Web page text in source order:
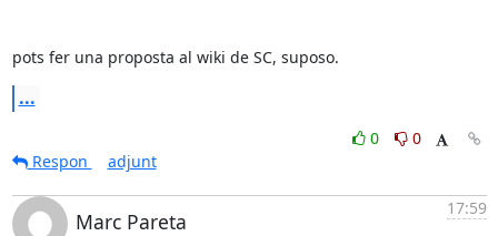
pots fer una proposta al wiki de SC, suposo.
...
0
0
Respon
adjunt
Marc Pareta
17:59